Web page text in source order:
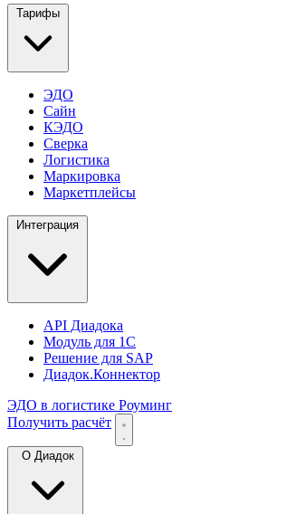
Тарифы
ЭДО
Сайн
КЭДО
Сверка
Логистика
Маркировка
Маркетплейсы
Интеграция
API Диадока
Модуль для 1С
Решение для SAP
Диадок.Коннектор
ЭДО в логистике Роуминг
Получить расчёт
О Диадок